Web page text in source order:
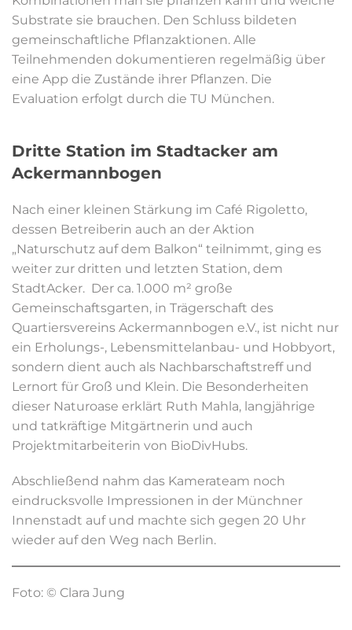
Substrate sie brauchen. Den Schluss bildeten
gemeinschaftliche Pflanzaktionen. Alle
Teilnehmenden dokumentieren regelmäßig über
eine App die Zustände ihrer Pflanzen. Die
Evaluation erfolgt durch die TU München.
Dritte Station im Stadtacker am
Ackermannbogen
Nach einer kleinen Stärkung im Café Rigoletto,
dessen Betreiberin auch an der Aktion
„Naturschutz auf dem Balkon“ teilnimmt, ging es
weiter zur dritten und letzten Station, dem
StadtAcker. Der ca. 1.000 m² große
Gemeinschaftsgarten, in Trägerschaft des
Quartiersvereins Ackermannbogen e.V., ist nicht nur
ein Erholungs-, Lebensmittelanbau- und Hobbyort,
sondern dient auch als Nachbarschaftstreff und
Lernort für Groß und Klein. Die Besonderheiten
dieser Naturoase erklärt Ruth Mahla, langjährige
und tatkräftige Mitgärtnerin und auch
Projektmitarbeiterin von BioDivHubs.
Abschließend nahm das Kamerateam noch
eindrucksvolle Impressionen in der Münchner
Innenstadt auf und machte sich gegen 20 Uhr
wieder auf den Weg nach Berlin.
Foto: © Clara Jung